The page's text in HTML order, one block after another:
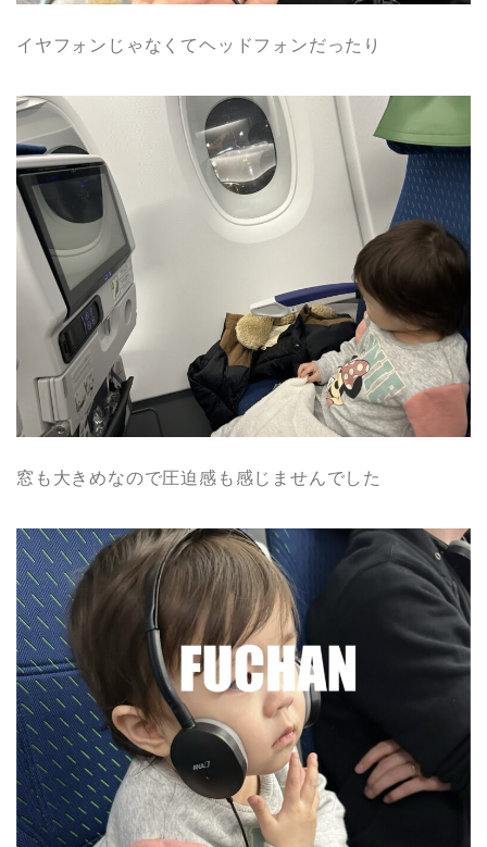
イヤフォンじゃなくてヘッドフォンだったり
窓も大きめなので圧迫感も感じませんでした